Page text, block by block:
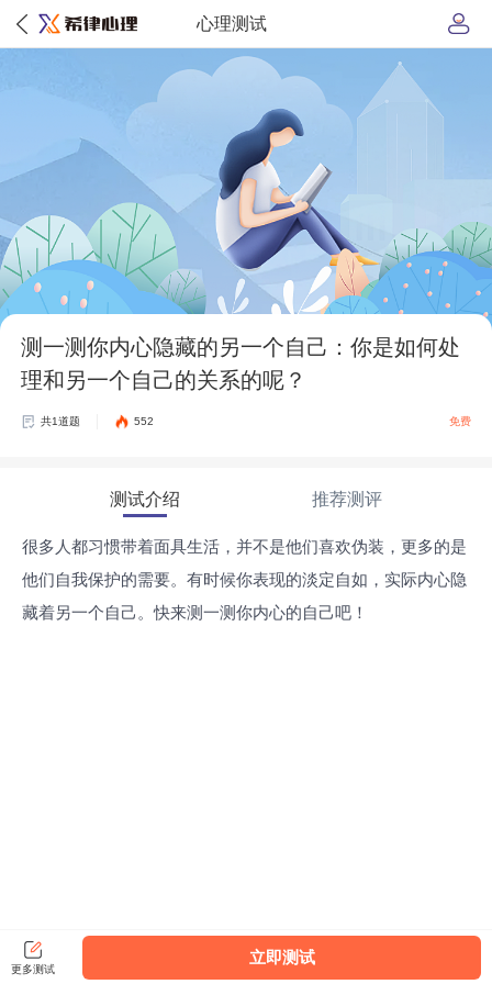
心理测试
测一测你内心隐藏的另一个自己：你是如何处
理和另一个自己的关系的呢？
共1道题 552 免费
测试介绍 推荐测评
很多人都习惯带着面具生活，并不是他们喜欢伪装，更多的是
他们自我保护的需要。有时候你表现的淡定自如，实际内心隐
藏着另一个自己。快来测一测你内心的自己吧！
更多测试
立即测试